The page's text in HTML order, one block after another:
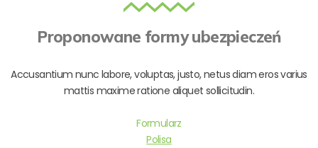
Proponowane formy ubezpieczeń
Accusantium nunc labore, voluptas, justo, netus diam eros varius
mattis maxime ratione aliquet sollicitudin.
Formularz
Polisa